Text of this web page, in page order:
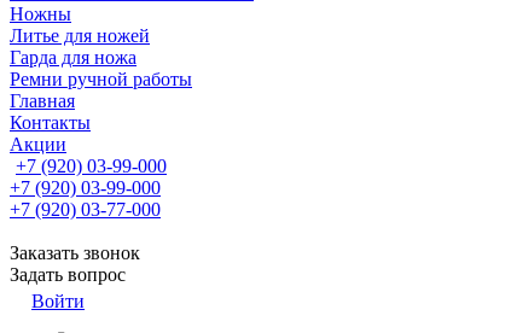
Ножны
Литье для ножей
Гарда для ножа
Ремни ручной работы
Главная
Контакты
Акции
+7 (920) 03-99-000
+7 (920) 03-99-000
+7 (920) 03-77-000
Заказать звонок
Задать вопрос
Войти